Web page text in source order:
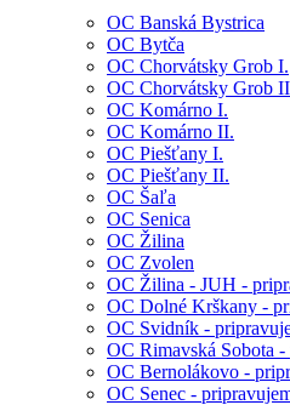
OC Banská Bystrica
OC Bytča
OC Chorvátsky Grob I.
OC Chorvátsky Grob
OC Komárno I.
OC Komárno II.
OC Piešťany I.
OC Piešťany II.
OC Šaľa
OC Senica
OC Žilina
OC Zvolen
OC Žilina - JUH -
OC Dolné Krškany -
OC Svidník -
OC Rimavská Sobota
OC Bernolákovo -
OC Senec -